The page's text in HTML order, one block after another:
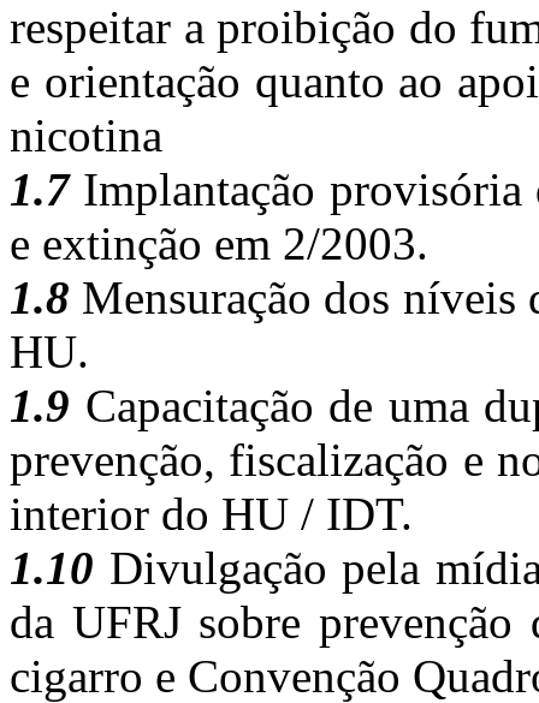
respeitar a proibição do
e orientação quanto ao
nicotina
1.7Implantação provisória
e extinção em 2/2003.
1.8 Mensuração dos níveis
HU.
1.9 Capacitação de uma
prevenção, fiscalização e
interior do HU / IDT.
1.10 Divulgação pela
da UFRJ sobre
cigarro e Convenção